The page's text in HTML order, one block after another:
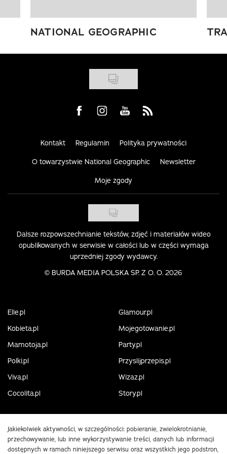
NATIONAL GEOGRAPHIC
Visit us on Facebook
Visit us on Instagram
Visit us on Youtube
Visit us on Rss
Kontakt Regulamin Polityka prywatności
O towarzystwie National Geographic Newsletter
Moje zgody
Dalsze rozpowszechnianie tekstów, zdjęć i materiałów wideo
opublikowanych w serwisie w całości lub w części wymaga
uprzedniej zgody wydawcy.
© BURDA MEDIA POLSKA SP. Z O. O. 2026
Elle.pl
Glamour.pl
Kobieta.pl
Mojegotowanie.pl
Mamotoja.pl
Party.pl
Polki.pl
Przyslijprzepis.pl
Viva.pl
Wizaz.pl
Cocolita.pl
Story.pl
Jakiekolwiek aktywności, w szczególności: pobieranie, zwielokrotnianie,
przechowywanie, lub inne wykorzystywanie treści, danych lub informacji
dostępnych w ramach niniejszego serwisu oraz wszystkich jego podstron,